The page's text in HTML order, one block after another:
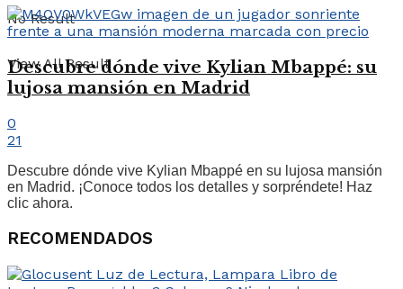
No Result
View All Result
Descubre dónde vive Kylian Mbappé: su
lujosa mansión en Madrid
0
21
Descubre dónde vive Kylian Mbappé en su lujosa mansión
en Madrid. ¡Conoce todos los detalles y sorpréndete! Haz
clic ahora.
RECOMENDADOS